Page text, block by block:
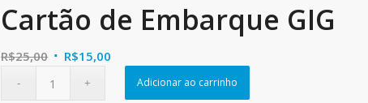
Cartão de Embarque GIG
R$25,00 O R$15,00
preço
atual
Adicionar ao carrinho